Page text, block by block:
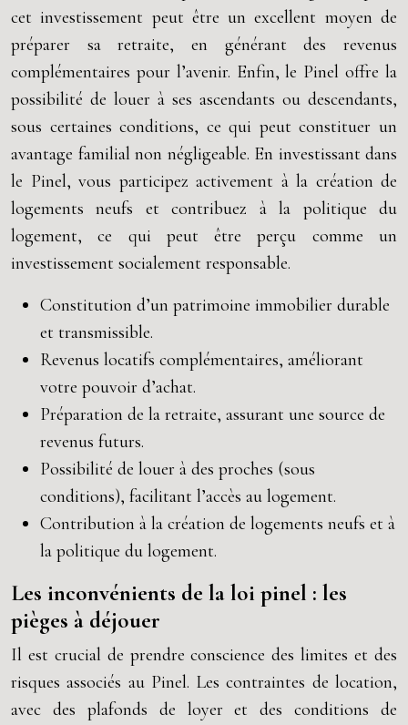
cet investissement peut être un excellent moyen de
préparer sa retraite, en générant des revenus
complémentaires pour l’avenir. Enfin, le Pinel offre la
possibilité de louer à ses ascendants ou descendants,
sous certaines conditions, ce qui peut constituer un
avantage familial non négligeable. En investissant dans
le Pinel, vous participez activement à la création de
logements neufs et contribuez à la politique du
logement, ce qui peut être perçu comme un
investissement socialement responsable.
Constitution d’un patrimoine immobilier durable
et transmissible.
Revenus locatifs complémentaires, améliorant
votre pouvoir d’achat.
Préparation de la retraite, assurant une source de
revenus futurs.
Possibilité de louer à des proches (sous
conditions), facilitant l’accès au logement.
Contribution à la création de logements neufs et à
la politique du logement.
Les inconvénients de la loi pinel : les
pièges à déjouer
Il est crucial de prendre conscience des limites et des
risques associés au Pinel. Les contraintes de location,
avec des plafonds de loyer et des conditions de